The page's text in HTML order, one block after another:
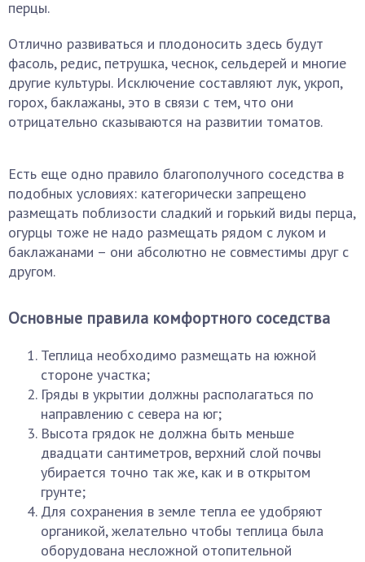
перцы.
Отлично развиваться и плодоносить здесь будут
фасоль, редис, петрушка, чеснок, сельдерей и многие
другие культуры. Исключение составляют лук, укроп,
горох, баклажаны, это в связи с тем, что они
отрицательно сказываются на развитии томатов.
Есть еще одно правило благополучного соседства в
подобных условиях: категорически запрещено
размещать поблизости сладкий и горький виды перца,
огурцы тоже не надо размещать рядом с луком и
баклажанами – они абсолютно не совместимы друг с
другом.
Основные правила комфортного соседства
Теплица необходимо размещать на южной
стороне участка;
Гряды в укрытии должны располагаться по
направлению с севера на юг;
Высота грядок не должна быть меньше
двадцати сантиметров, верхний слой почвы
убирается точно так же, как и в открытом
грунте;
Для сохранения в земле тепла ее удобряют
органикой, желательно чтобы теплица была
оборудована несложной отопительной